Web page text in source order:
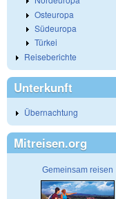
Osteuropa
Südeuropa
Türkei
Reiseberichte
Unterkunft
Übernachtung
Mitreisen.org
Gemeinsam reisen